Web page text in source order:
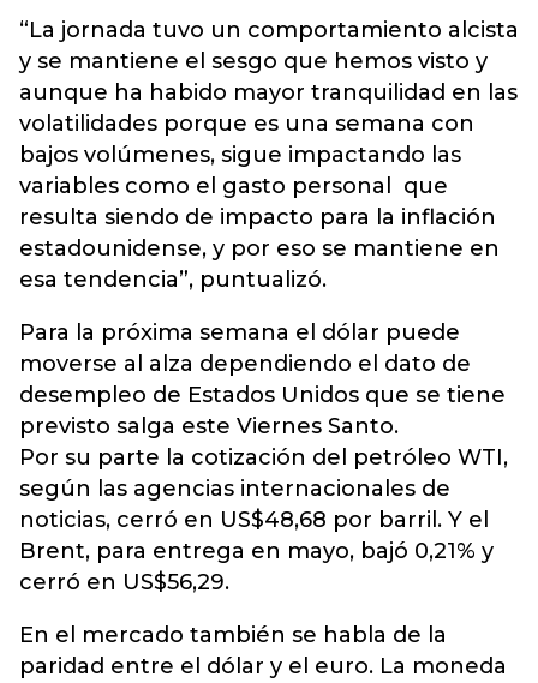
“La jornada tuvo un comportamiento alcista
y se mantiene el sesgo que hemos visto y
aunque ha habido mayor tranquilidad en las
volatilidades porque es una semana con
bajos volúmenes, sigue impactando las
variables como el gasto personal que
resulta siendo de impacto para la inflación
estadounidense, y por eso se mantiene en
esa tendencia”, puntualizó.
Para la próxima semana el dólar puede
moverse al alza dependiendo el dato de
desempleo de Estados Unidos que se tiene
previsto salga este Viernes Santo.
Por su parte la cotización del petróleo WTI,
según las agencias internacionales de
noticias, cerró en US$48,68 por barril. Y el
Brent, para entrega en mayo, bajó 0,21% y
cerró en US$56,29.
En el mercado también se habla de la
paridad entre el dólar y el euro. La moneda